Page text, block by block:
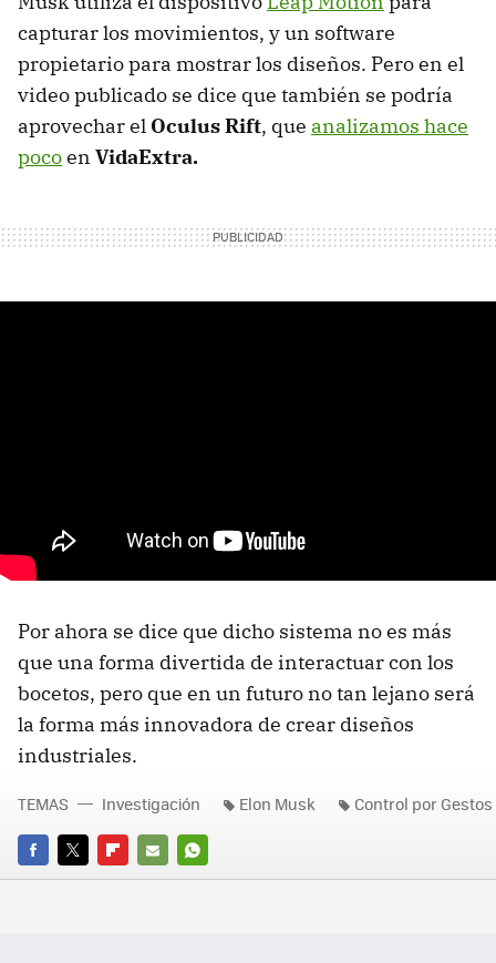
capturar los movimientos, y un software
propietario para mostrar los diseños. Pero en el
video publicado se dice que también se podría
aprovechar el Oculus Rift, que analizamos hace
pocoen VidaExtra.
Por ahora se dice que dicho sistema no es más
que una forma divertida de interactuar con los
bocetos, pero que en un futuro no tan lejano será
la forma más innovadora de crear diseños
industriales.
FACEBOOK
TWITTERFLIPBOARD
E-
WHATSAPP
TEMAS Investigación Elon Musk Control por Gestos